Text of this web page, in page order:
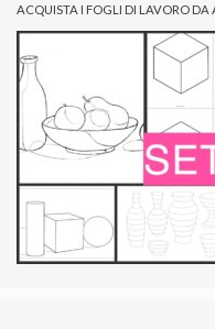
ACQUISTA I FOGLI DI LAVORO DA